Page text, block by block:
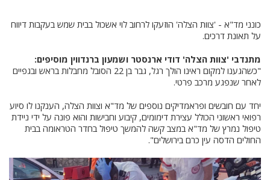
כונני מד"א - 'צוות הצלה' הוזעקו לרחוב לוי אשכול בבית שמש בעקבות דיווח
על תאונת דרכים.
מתנדבי 'צוות הצלה' דודי ארנסטר ושמעון ברנדווין מוסיפים:
"כשהגענו למקום ראינו הולך רגל, גבר בן 22 הסובל מחבלות בראש ובגפיים
לאחר שנפגע מרכב פרטי.
יחד עם חובשים ופראמדיקים נוספים של מד"א וצוות הצלה, הענקנו לו סיוע
רפואי ראשוני הכולל עצירת דימומים, קיבוע וחבישות והוא פונה על ידי ניידת
טיפול נמרץ של מד"א במצב קשה להמשך טיפול בחדר הטראומה בבית
החולים הדסה עין כרם בירושלים".